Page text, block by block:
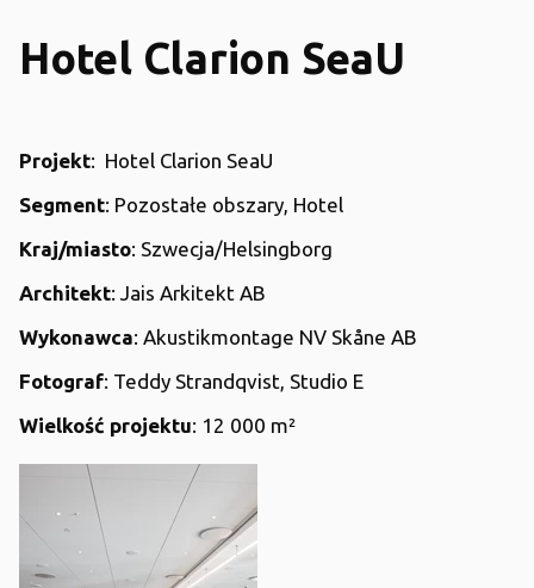
Hotel Clarion SeaU
Projekt: Hotel Clarion SeaU
Segment: Pozostałe obszary, Hotel
Kraj/miasto: Szwecja/Helsingborg
Architekt: Jais Arkitekt AB
Wykonawca: Akustikmontage NV Skåne AB
Fotograf: Teddy Strandqvist, Studio E
Wielkość projektu: 12 000 m²